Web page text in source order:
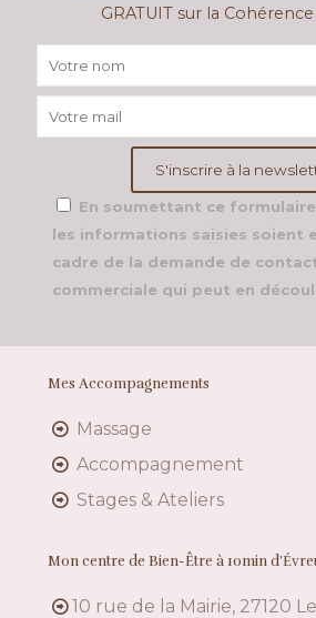
GRATUIT sur la
En soumettant ce
les informations saisies soient
cadre de la demande de
commerciale qui peut en
Mes Accompagnements
Massage
Accompagnement
Stages & Ateliers
Mon centre de Bien-Être à 10min
10 rue de la Mairie, 27120